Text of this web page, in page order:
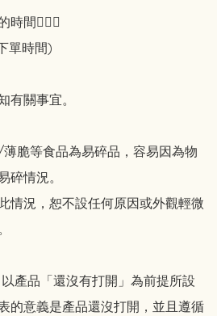
間🙇🏻‍♀️
單時間)
有關事宜。
脆等食品為易碎品，容易因為物
碎情況。
情況，恕不設任何原因或外觀輕微
產品「還沒有打開」為前提所設
的意義是產品還沒打開，並且遵循